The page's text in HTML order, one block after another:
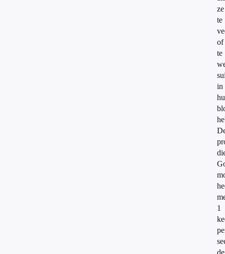
ze
te
of
te
in
1
de